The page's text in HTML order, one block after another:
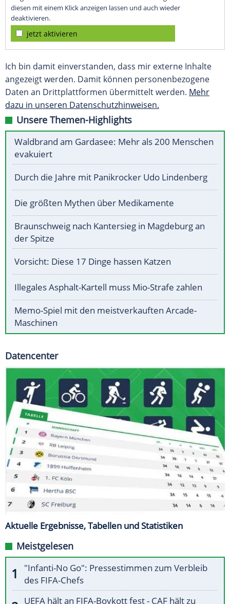
diesen mit einem Klick anzeigen lassen und auch wieder
deaktivieren.
jetzt aktivieren
Ich bin damit einverstanden, dass mir externe Inhalte
angezeigt werden. Damit können personenbezogene
Daten an Drittplattformen übermittelt werden. Mehr
dazu in unseren Datenschutzhinweisen.
Unsere Themen-Highlights
Waldbrand am Gardasee: Mehr als 200 Menschen
evakuiert
Durch die Jahre mit Panikrocker Udo Lindenberg
Die größten Mythen über Medikamente
Braunschweig nach Kantersieg in Magdeburg an
der Spitze
Vorsicht: Diese 17 Dinge hassen Katzen
Illegales Asphalt-Kartell muss Mio-Strafe zahlen
Memo-Spiel mit den meistverkauften Arcade-
Maschinen
Datencenter
Aktuelle Ergebnisse, Tabellen und Statistiken
Meistgelesen
"Infanti-No Go": Pressestimmen zum Verbleib
des FIFA-Chefs
UEFA hält an FIFA-Boykott fest - CAF hält zu